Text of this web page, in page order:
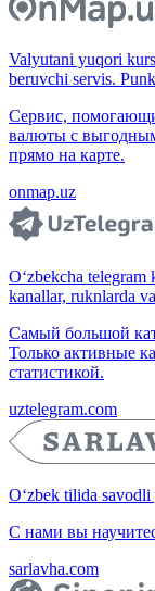
Valyutani yuqori
beruvchi servis.
Сервис,
валюты с
прямо на карте.
onmap.uz
O‘zbekcha
kanallar, ruknlarda
Самый большой
Только активные
статистикой.
uztelegram.com
O‘zbek tilida
С нами вы
sarlavha.com